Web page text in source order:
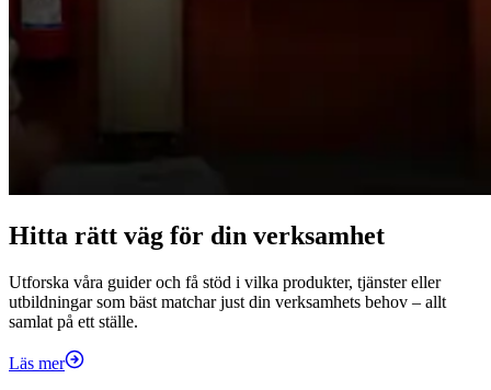
Hitta rätt väg för din verksamhet
Utforska våra guider och få stöd i vilka produkter, tjänster eller
utbildningar som bäst matchar just din verksamhets behov – allt
samlat på ett ställe.
Läs mer